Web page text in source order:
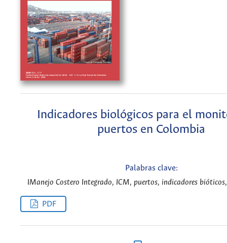
Indicadores biológicos para el
puertos en Colombia
Palabras clave:
IManejo Costero Integrado, ICM, puertos, indicadores
PDF